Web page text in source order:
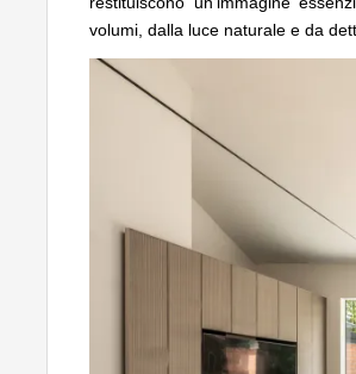
volumi, dalla luce naturale e da